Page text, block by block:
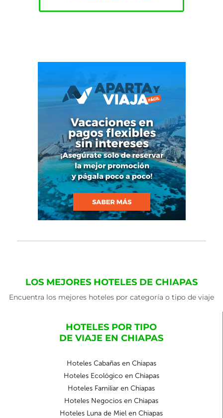
LOS MEJORES HOTELES DE CHIAPAS
Encuentra los mejores hoteles por categoría o tipo de viaje
HOTELES POR TIPO
DE VIAJE EN CHIAPAS
Hoteles Cabañas en Chiapas
Hoteles Ecológico en Chiapas
Hoteles Familiar en Chiapas
Hoteles Negocios en Chiapas
Hoteles Luna de Miel en Chiapas